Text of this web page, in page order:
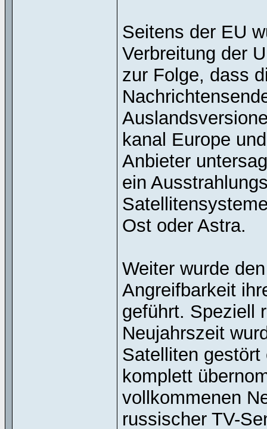
Seitens der EU
Verbreitung der
zur Folge, dass
kanal Europe
Anbieter
ein
Ost oder Astra.
Weiter wurde
Angreifbarkeit
geführt. Speziell
Neujahrszeit
Satelliten
komplett
vollkommenen
russischer TV-